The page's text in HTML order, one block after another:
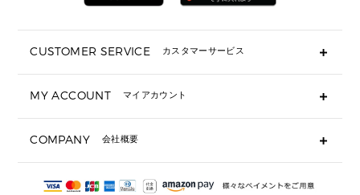
▶ 小物すべて
定期ケース・カードケース・名刺入れ
サンダル
スニーカー
CUSTOMER SERVICE カスタマーサービス
ギフト用にラッピングができますか？
ショッピングバッグを購入商品分送ってもらえますか？
注文後に完了メールが受信できないのですが？
サイズ交換はできますか？
MY ACCOUNT マイアカウント
COMPANY 会社概要
会社概要